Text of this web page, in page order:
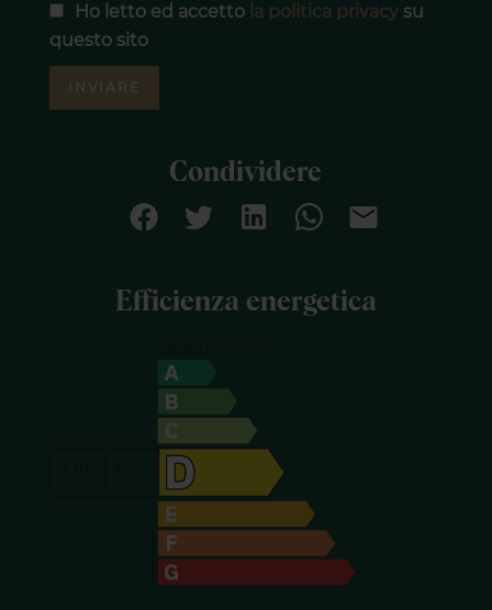
Ho letto ed accetto la politica privacysu
questo sito
INVIARE
Condividere
Efficienza energetica